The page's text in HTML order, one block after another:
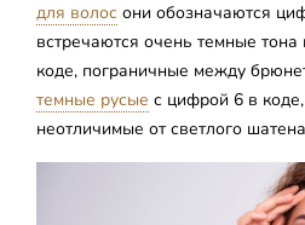
для волос они обозначаются
встречаются очень темные
коде, пограничные между
темные русые с цифрой 6 в
неотличимые от светлого